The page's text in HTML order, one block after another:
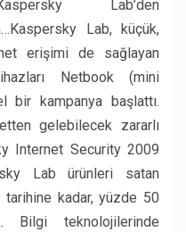
Lab’den
Lab, küçük,
erişimi de sağlayan
Netbook (mini
bir kampanya başlattı.
gelebilecek zararlı
Internet Security 2009
Lab ürünleri satan
tarihine kadar, yüzde 50
Bilgi teknolojilerinde